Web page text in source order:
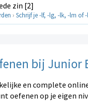
zin [2]
› Schrijf je -lf, -lg, -lk, -lm of -
bij Junior
en complete
oefenen op je eigen